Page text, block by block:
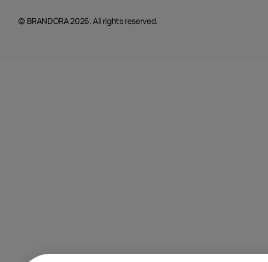
© BRANDORA 2026. All rights reserved.